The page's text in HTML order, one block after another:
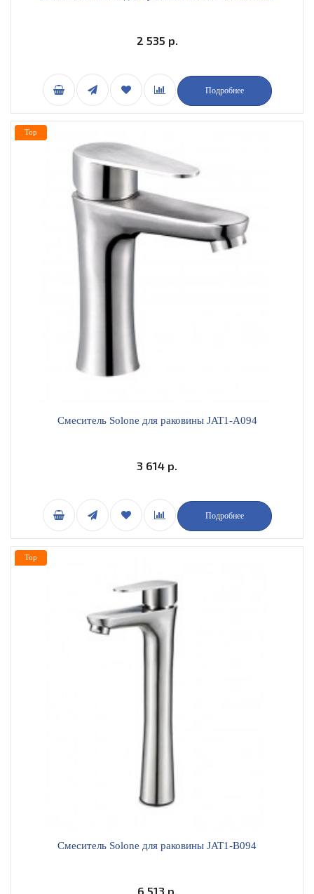
2 535 р.
Подробнее
Смеситель Solone для раковины JAT1-A094
3 614 р.
Подробнее
Top
Смеситель Solone для раковины JAT1-B094
6 513 р.
Top